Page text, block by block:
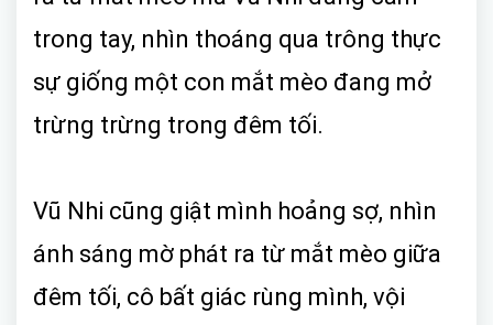
trong tay, nhìn thoáng qua trông thực
sự giống một con mắt mèo đang mở
trừng trừng trong đêm tối.
Vũ Nhi cũng giật mình hoảng sợ, nhìn
ánh sáng mờ phát ra từ mắt mèo giữa
đêm tối, cô bất giác rùng mình, vội